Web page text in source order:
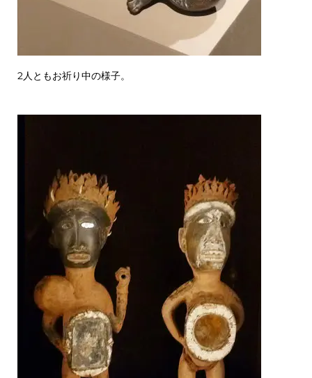
2人ともお祈り中の様子。